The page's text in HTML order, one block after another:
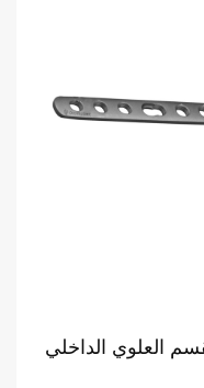
العلوي الداخلي